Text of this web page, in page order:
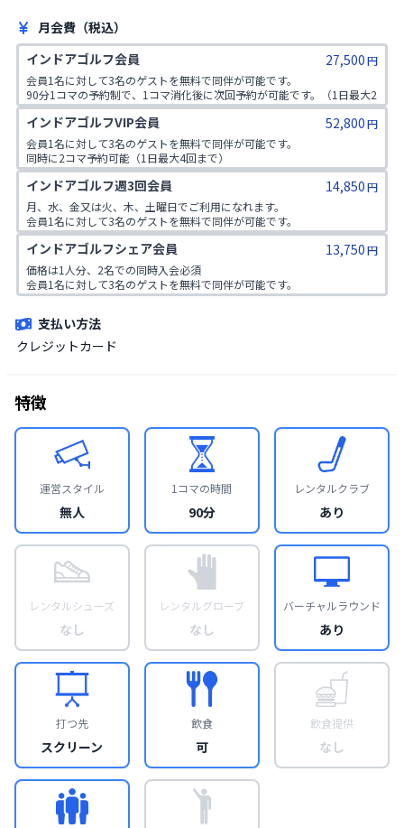
月会費（税込）
インドアゴルフ会員
27,500円
会員1名に対して3名のゲストを無料で同伴が可能です。
90分1コマの予約制で、1コマ消化後に次回予約が可能です。（1日最大2
回まで）
インドアゴルフVIP会員 52,800円
会員1名に対して3名のゲストを無料で同伴が可能です。
同時に2コマ予約可能（1日最大4回まで）
インドアゴルフ週3回会員 14,850円
月、水、金又は火、木、土曜日でご利用になれます。
会員1名に対して3名のゲストを無料で同伴が可能です。
90分1コマの予約制で、1コマ消化後に次回予約が可能です。（1日最大2
回まで）
インドアゴルフシェア会員 13,750円
価格は1人分、2名での同時入会必須
会員1名に対して3名のゲストを無料で同伴が可能です。
90分1コマの予約制で、1コマ消化後に次回予約が可能です。（1日最大2
支払い方法
クレジットカード
特徴
運営スタイル
無人
1コマの時間
90分
レンタルクラブ
あり
レンタルシューズ
なし
レンタルグローブ
なし
バーチャルラウンド
あり
打つ先
スクリーン
飲食
可
飲食提供
なし